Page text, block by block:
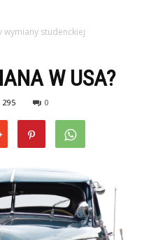
wymiany studenckiej
W USA?
295 0